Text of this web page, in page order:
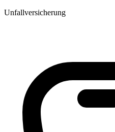
Unfallversicherung